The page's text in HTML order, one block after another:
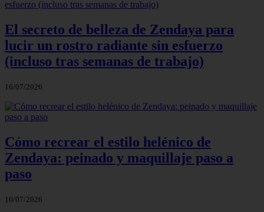
El secreto de belleza de Zendaya para
lucir un rostro radiante sin esfuerzo
(incluso tras semanas de trabajo)
16/07/2026
Cómo recrear el estilo helénico de
Zendaya: peinado y maquillaje paso a
paso
16/07/2026